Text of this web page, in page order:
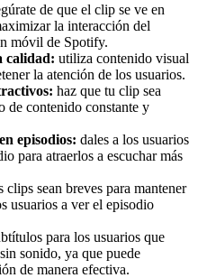
de que el clip se ve en
la interacción del
móvil de Spotify.
calidad: utiliza contenido visual
la atención de los usuarios.
haz que tu clip sea
de contenido constante y
episodios: dales a los usuarios
para atraerlos a escuchar más
clips sean breves para mantener
usuarios a ver el episodio
para los usuarios que
sonido, ya que puede
de manera efectiva.